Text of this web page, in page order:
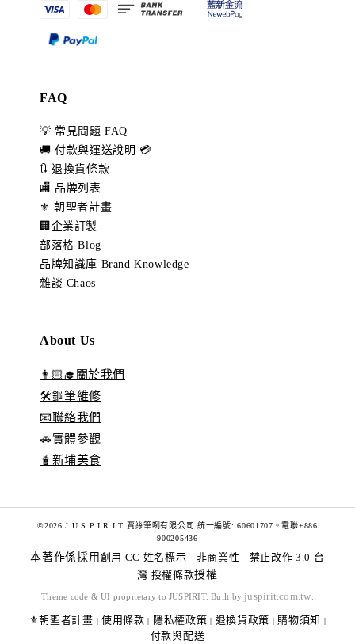
FAQ
💡 常見問題 FAQ
🚚 付款與運送說明 💳
🔃 退換貨條款
🏬 品牌列表
⚜️ 朝聖者計畫
🏢企業訂製
部落格 Blog
品牌知識庫 Brand Knowledge
雜談 Chaos
About Us
👩🏻‍🎓關於我們
🛠️鋼筆維修
📧聯絡我們
🚗實體參觀
🧋新埔美食
©2026 J U S P I R I T 賈絲筆咧有限公司 統一編號: 60601707。電聯+886
900205436
本著作係採用 創用 CC 姓名標示 - 非商業性 - 禁止改作 3.0 台
灣 授權條款授權
Theme code & UI proprietary to JUSPIRIT. Built by juspirit.com.tw
⚜️朝聖者計畫 | 使用條款 | 隱私權政策 | 退換貨政策 | 購物須知 |
付款與配送